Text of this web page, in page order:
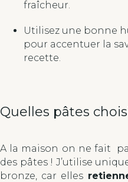
fraîcheur.
Utilisez une bonne
pour accentuer la
recette.
Quelles pâtes
A la maison on ne fait
des pâtes ! J’utilise
bronze, car elles